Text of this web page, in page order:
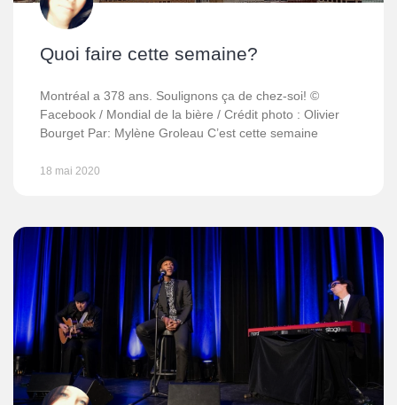
Quoi faire cette semaine?
Montréal a 378 ans. Soulignons ça de chez-soi! ©
Facebook / Mondial de la bière / Crédit photo : Olivier
Bourget Par: Mylène Groleau C’est cette semaine
18 mai 2020